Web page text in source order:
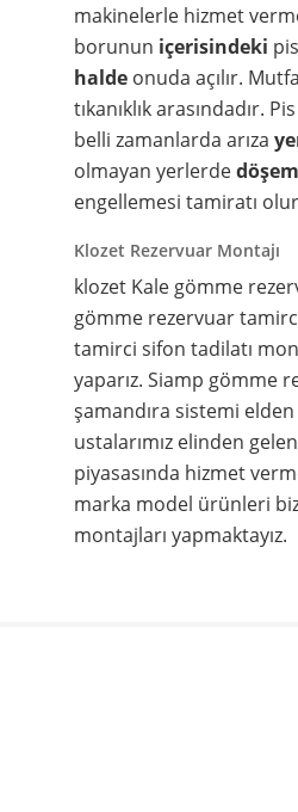
makinelerle hizmet
borunun içerisindeki
halde onuda açılır.
tıkanıklık arasındadır. Pis
belli zamanlarda arıza
olmayan yerlerdedöşem
engellemesi tamiratı
Klozet Rezervuar Montajı
klozet Kale gömme
gömme rezervuar
tamirci sifon tadilatı
yaparız. Siamp gömme
şamandıra sistemi elden
ustalarımız elinden
piyasasında hizmet
marka model ürünleri
montajları yapmaktayız.